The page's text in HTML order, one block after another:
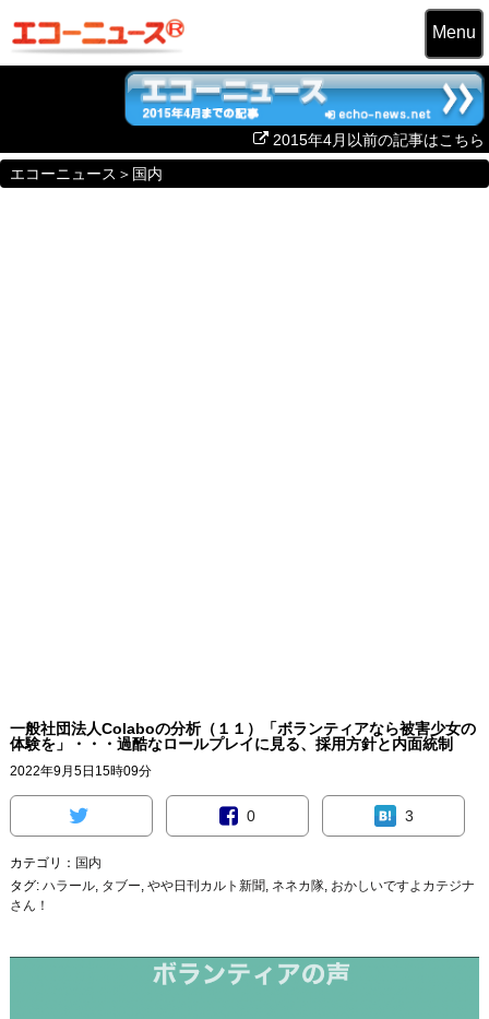
Menu
2015年4月以前の記事はこちら
エコーニュース ＞ 国内
一般社団法人Colaboの分析（１１）「ボランティアなら被害少女の
体験を」・・・過酷なロールプレイに見る、採用方針と内面統制
2022年9月5日15時09分
0 3
カテゴリ： 国内
タグ: ハラール, タブー, やや日刊カルト新聞, ネネカ隊, おかしいですよカテジナ
さん！